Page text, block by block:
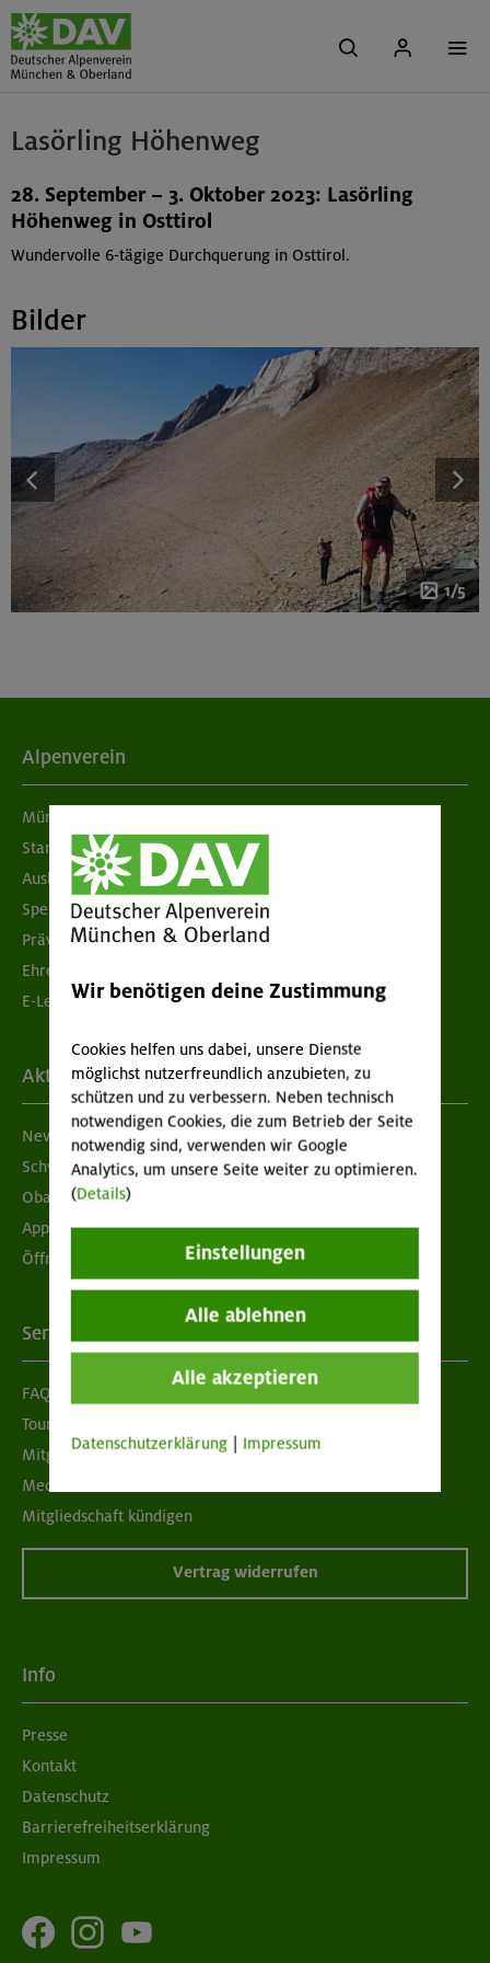
Lasörling Höhenweg
28. September – 3. Oktober 2023: Lasörling
Höhenweg in Osttirol
Wundervolle 6-tägige Durchquerung in Osttirol.
Bilder
1/5
Alpenverein
München & Oberland
Standorte
Ausbildung & Jobs
Spenden
Prävention sexualisierter Gewalt
Ehrenamtsbörse
E-Learning
Aktuelles
Newsletter
Schwarzes Brett
Obacht geben!
App "Mein DAV+"
Öffnungszeiten
Services
FAQ
Tour der Woche
Mitgliedermagazin alpinwelt
Mediadaten
Mitgliedschaft kündigen
Vertrag widerrufen
Info
Presse
Kontakt
Datenschutz
Barrierefreiheitserklärung
Impressum
Wir benötigen deine Zustimmung
Cookies helfen uns dabei, unsere Dienste
möglichst nutzerfreundlich anzubieten, zu
schützen und zu verbessern. Neben technisch
notwendigen Cookies, die zum Betrieb der Seite
notwendig sind, verwenden wir Google
Analytics, um unsere Seite weiter zu optimieren.
(Details)
Einstellungen
Alle ablehnen
Alle akzeptieren
Datenschutzerklärung Impressum